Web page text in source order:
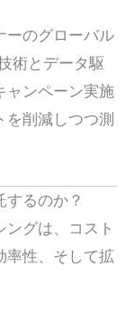
ーのグローバル
術とデータ駆
ャンペーン実施
削減しつつ測
するのか？
ングは、コスト
率性、そして拡